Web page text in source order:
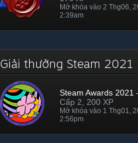
Mở khóa vào 2 Thg06,
2:39am
Giải thưởng Steam 2021
Steam Awards 2021
Cấp 2, 200 XP
Mở khóa vào 1 Thg01,
2:56pm